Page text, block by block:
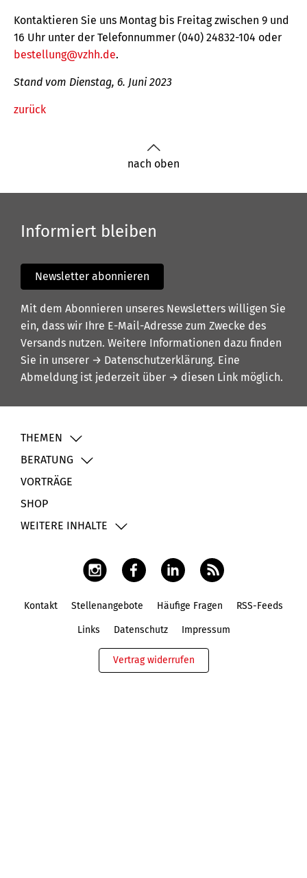
Kontaktieren Sie uns Montag bis Freitag zwischen 9 und
16 Uhr unter der Telefonnummer (040) 24832-104 oder
bestellung@vzhh.de.
Stand vom Dienstag, 6. Juni 2023
zurück
nach oben
Informiert bleiben
Newsletter abonnieren
Mit dem Abonnieren unseres Newsletters willigen Sie
ein, dass wir Ihre E-Mail-Adresse zum Zwecke des
Versands nutzen. Weitere Informationen dazu finden
Sie in unserer → Datenschutzerklärung. Eine
Abmeldung ist jederzeit über → diesen Link möglich.
THEMEN
BERATUNG
VORTRÄGE
SHOP
WEITERE INHALTE
Kontakt Stellenangebote Häufige Fragen RSS-Feeds
Links Datenschutz Impressum
Vertrag widerrufen